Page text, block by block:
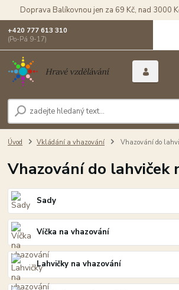
Doprava Balíkovnou jen za 69 Kč, nad 3000
+420 777 613 310
(Po-Pá 9-17)
Úvod Vkládání a vhazování Vhazování do
Vhazování do lahviček
Sady
Víčka na vhazování
Lahvičky na vhazování